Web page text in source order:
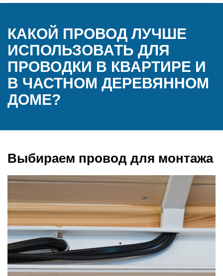
КАКОЙ ПРОВОД ЛУЧШЕ
ИСПОЛЬЗОВАТЬ ДЛЯ
ПРОВОДКИ В КВАРТИРЕ И
В ЧАСТНОМ ДЕРЕВЯННОМ
ДОМЕ?
Выбираем провод для монтажа